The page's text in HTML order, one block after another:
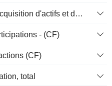
Dépréciation du coût d'acquisition d'actifs et dépenses de restructuration
- (CF)
(CF)
total